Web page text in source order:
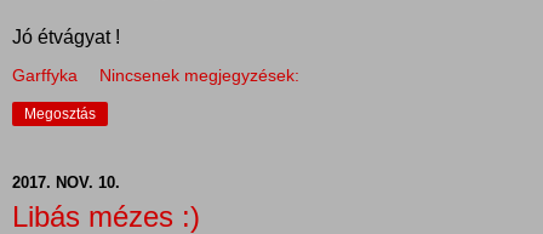
Jó étvágyat !
Garffyka Nincsenek megjegyzések:
Megosztás
2017. NOV. 10.
Libás mézes :)